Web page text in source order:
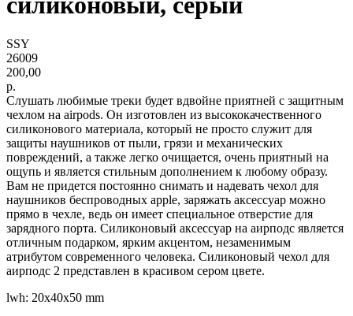
SSY
26009
200,00
р.
Слушать любимые треки будет вдвойне приятней с защитным
чехлом на airpods. Он изготовлен из высококачественного
силиконового материала, который не просто служит для
защиты наушников от пыли, грязи и механических
повреждений, а также легко очищается, очень приятный на
ощупь и является стильным дополнением к любому образу.
Вам не придется постоянно снимать и надевать чехол для
наушников беспроводных apple, заряжать аксессуар можно
прямо в чехле, ведь он имеет специальное отверстие для
зарядного порта. Силиконовый аксессуар на аирподс является
отличным подарком, ярким акцентом, незаменимым
атрибутом современного человека. Силиконовый чехол для
аирподс 2 представлен в красивом сером цвете.
lwh: 20x40x50 mm